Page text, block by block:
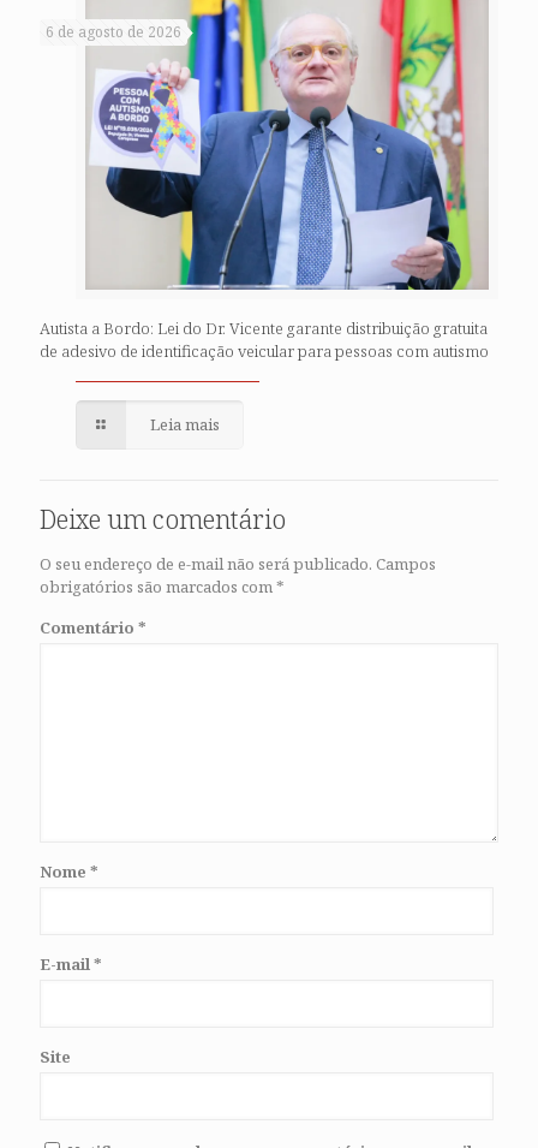
6 de agosto de 2026
Autista a Bordo: Lei do Dr. Vicente garante distribuição gratuita
de adesivo de identificação veicular para pessoas com autismo
Leia mais
Deixe um comentário
O seu endereço de e-mail não será publicado. Campos
obrigatórios são marcados com*
Comentário *
Nome *
E-mail*
Site